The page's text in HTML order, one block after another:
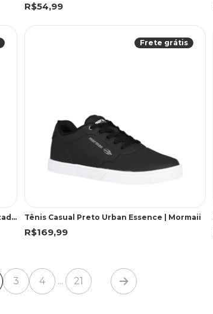
R$54,99
Sapato Social Caramelo Detalhe Texturizado | Freeland
Frete grátis
Tênis Casual Preto Urban Essence | Mormaii
R$169,99
3 4 ... 21